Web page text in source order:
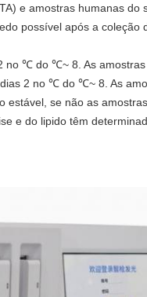
e amostras humanas do
possível após a
no ℃ do ℃~ 8. As
2 no ℃ do ℃~ 8. As
se não as
e do lipido têm